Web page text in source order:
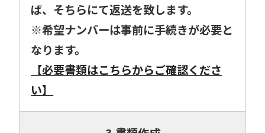
ば、そちらにて返送を致します。
※希望ナンバーは事前に手続きが必要と
なります。
【必要書類はこちらからご確認くださ
い】